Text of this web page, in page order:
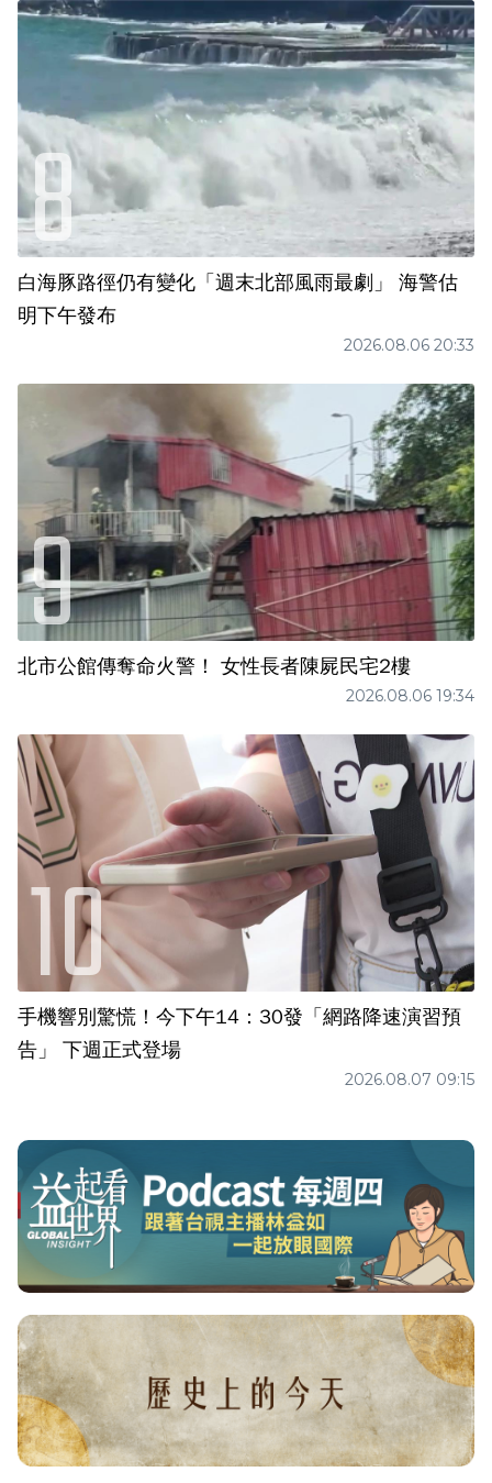
白海豚路徑仍有變化「週末北部風雨最劇」 海警估
明下午發布
2026.08.06 20:33
北市公館傳奪命火警！ 女性長者陳屍民宅2樓
2026.08.06 19:34
手機響別驚慌！今下午14：30發「網路降速演習預
告」 下週正式登場
2026.08.07 09:15